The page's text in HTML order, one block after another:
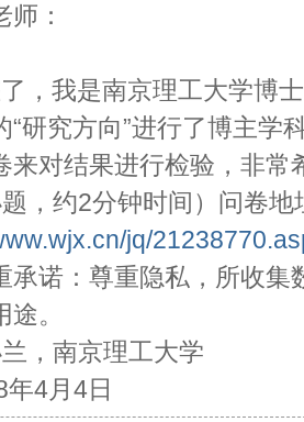
师：
，我是南京理工大学博
“研究方向”进行了博主学
来对结果进行检验，非
题，约2分钟时间）问卷地
jq/
承诺：尊重隐私，所收
。
，南京理工大学
4月4日